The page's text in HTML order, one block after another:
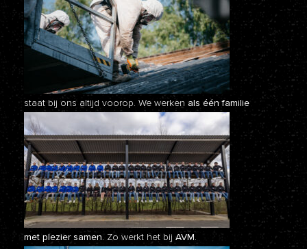
staat bij ons altijd voorop. We werken als één familie
met plezier samen. Zo werkt het bij AVM.